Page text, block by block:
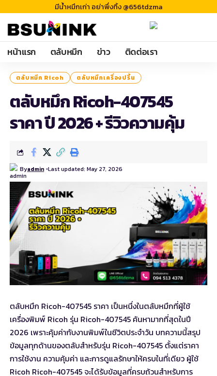
มีน้ำหมึกเก่า อย่าพึ่งทิ้ง @656tdzma
หน้าแรก ตลับหมึก ข่าว ติดต่อเรา
ตลับหมึก Ricoh ตลับหมึกเครื่องปริ้น
ตลับหมึก Ricoh-407545
ราคา ปี 2026 + รีวิวความคุ้ม
Byadmin Last updated: May 27, 2026
ตลับหมึก Ricoh-407545 ราคา เป็นหนึ่งในตลับหมึกที่ผู้ใช้
เครื่องพิมพ์ Ricoh รุ่น Ricoh-407545 ค้นหามากที่สุดในปี
2026 เพราะคุ้มค่ากับงานพิมพ์ในชีวิตประจำวัน บทความนี้สรุป
ข้อมูลทุกด้านของตลับสำหรับรุ่น Ricoh-407545 ตั้งแต่ราคา
การใช้งาน ความคุ้มค่า และการดูแลรักษาให้ครบในที่เดียว ผู้ใช้
Ricoh Ricoh-407545 จะได้รับข้อมูลที่ครบถ้วนสำหรับการ